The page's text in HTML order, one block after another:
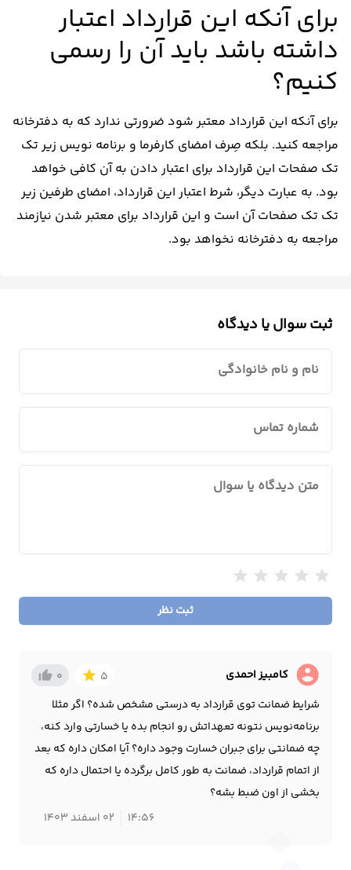
برای آنکه این قرارداد اعتبار
داشته باشد باید آن را رسمی
کنیم؟
برای آنکه این قرارداد معتبر شود ضرورتی ندارد که به دفترخانه
مراجعه کنید. بلکه صِرف امضای کارفرما و برنامه نویس زیر تک
تک صفحات این قرارداد برای اعتبار دادن به آن کافی خواهد
بود. به عبارت دیگر، شرط اعتبار این قرارداد، امضای طرفین زیر
تک تک صفحات آن است و این قرارداد برای معتبر شدن نیازمند
مراجعه به دفترخانه نخواهد بود.
ثبت سوال یا دیدگاه
نام و نام خانوادگی
شماره تماس
متن دیدگاه یا سوال
star
star
star
star
star
ثبت نظر
account_circle کامبیز احمدی 5
star
0
thumb_up_alt
شرایط ضمانت توی قرارداد به درستی مشخص شده؟ اگر مثلا
برنامه‌نویس نتونه تعهداتش رو انجام بده یا خسارتی وارد کنه،
چه ضمانتی برای جبران خسارت وجود داره؟ آیا امکان داره که بعد
از اتمام قرارداد، ضمانت به طور کامل برگرده یا احتمال داره که
بخشی از اون ضبط بشه؟
14:56
02 اسفند 1403